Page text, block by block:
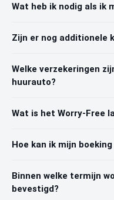
Wat heb ik nodig als ik
Zijn er nog additionele
Welke verzekeringen
huurauto?
Wat is het Worry-Free
Hoe kan ik mijn
Binnen welke termijn
bevestigd?